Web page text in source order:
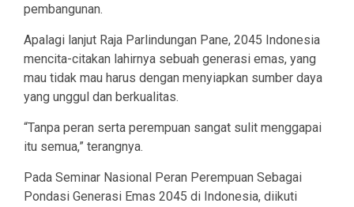
pembangunan.
Apalagi lanjut Raja Parlindungan Pane, 2045 Indonesia
mencita-citakan lahirnya sebuah generasi emas, yang
mau tidak mau harus dengan menyiapkan sumber daya
yang unggul dan berkualitas.
“Tanpa peran serta perempuan sangat sulit menggapai
itu semua,” terangnya.
Pada Seminar Nasional Peran Perempuan Sebagai
Pondasi Generasi Emas 2045 di Indonesia, diikuti